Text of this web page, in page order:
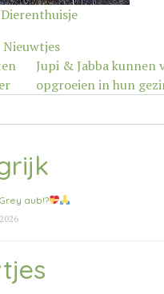
Nieuwtjes
Jupi & Jabba kunnen
opgroeien in hun
aub!?